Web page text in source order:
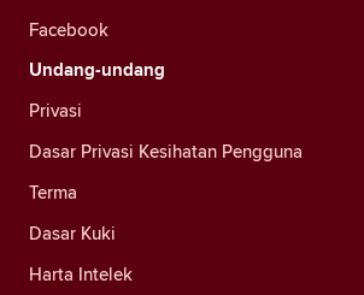
Facebook
Undang-undang
Privasi
Dasar Privasi Kesihatan Pengguna
Terma
Dasar Kuki
Harta Intelek